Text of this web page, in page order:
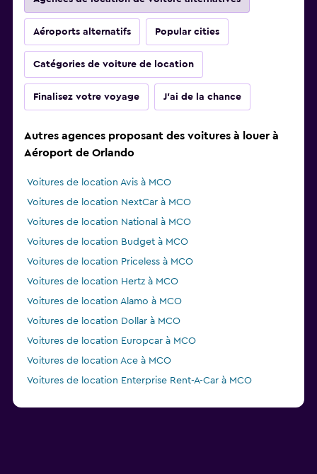
Aéroports alternatifs Popular cities
Catégories de voiture de location
Finalisez votre voyage J'ai de la chance
Autres agences proposant des voitures à louer à
Aéroport de Orlando
Voitures de location Avis à MCO
Voitures de location NextCar à MCO
Voitures de location National à MCO
Voitures de location Budget à MCO
Voitures de location Priceless à MCO
Voitures de location Hertz à MCO
Voitures de location Alamo à MCO
Voitures de location Dollar à MCO
Voitures de location Europcar à MCO
Voitures de location Ace à MCO
Voitures de location Enterprise Rent-A-Car à MCO